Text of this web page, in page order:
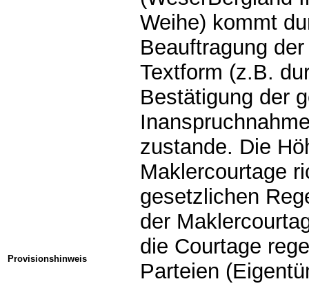
Provisionshinweis
Weihe) kommt
Beauftragung
Textform (z.B.
Bestätigung der
zustande. Die
Maklercourtage
gesetzlichen
der
die Courtage
Parteien